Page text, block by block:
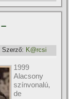
Szerző: K@rcsi
1999
Alacsony
szí­nvonalú,
de